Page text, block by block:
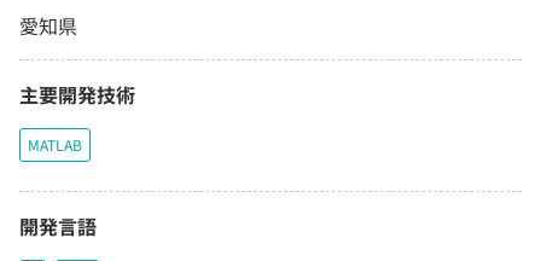
愛知県
主要開発技術
MATLAB
開発言語